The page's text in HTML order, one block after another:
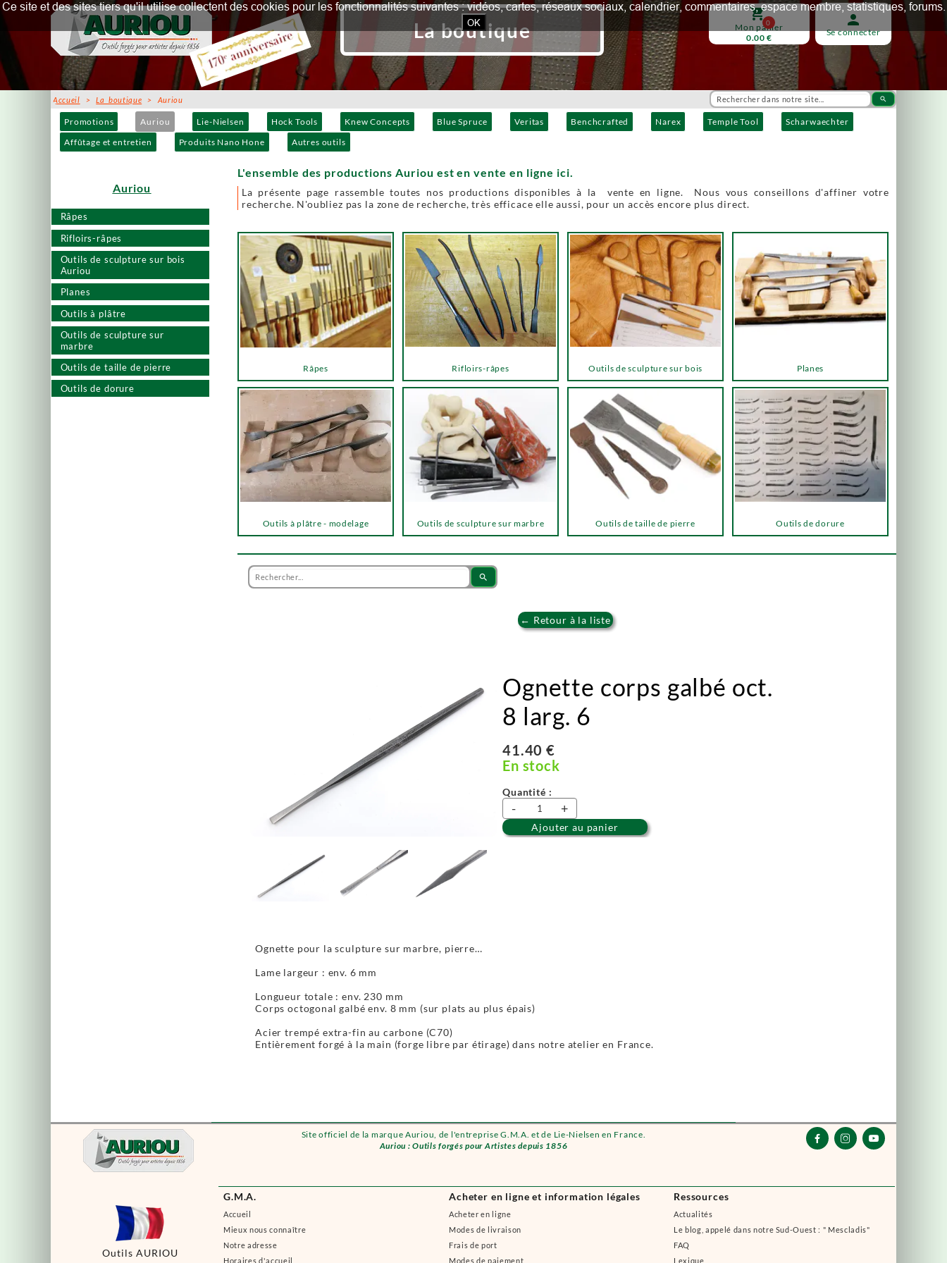
Site officiel de la marque Auriou, de l'entreprise G.M.A. et de Lie-Nielsen en France.
Auriou : Outils forgés pour Artistes depuis 1856
search
Promotions Auriou Lie-Nielsen Hock Tools Knew Concepts Blue Spruce Veritas Benchcrafted Narex Temple Tool
Scharwaechter
Affûtage et entretien
Produits Nano Hone Autres outils
person
Se connecter
shopping_cart
0
Mon panier
0.00 €
Râpes
Rifloirs-râpes
Outils de sculpture sur bois
Auriou
Planes
Outils à plâtre
Outils de sculpture sur
marbre
Outils de taille de pierre
Outils de dorure
G.M.A.
Accueil
Mieux nous connaître
Notre adresse
Horaires d'accueil
Acheter en ligne et information légales
Acheter en ligne
Modes de livraison
Frais de port
Modes de paiement
Ressources
Actualités
Le blog, appelé dans notre Sud-Ouest : " Mescladis"
FAQ
Lexique
  
Outils AURIOU
La boutique
Accueil >La boutique > Auriou
L'ensemble des productions Auriou est en vente en ligne ici.
La présente page rassemble toutes nos productions disponibles à la vente en ligne. Nous vous conseillons d'affiner votre
recherche. N'oubliez pas la zone de recherche, très efficace elle aussi, pour un accès encore plus direct.
Auriou
Râpes Rifloirs-râpes Outils de sculpture sur bois Planes
Outils à plâtre - modelage Outils de sculpture sur marbre Outils de taille de pierre Outils de dorure
search
← Retour à la liste
Ognette corps galbé oct.
8 larg. 6
41.40 €
En stock
Quantité :
- +
Ajouter au panier
Ognette pour la sculpture sur marbre, pierre…
Lame largeur : env. 6 mm
Longueur totale : env. 230 mm
Corps octogonal galbé env. 8 mm (sur plats au plus épais)
Acier trempé extra-fin au carbone (C70)
Entièrement forgé à la main (forge libre par étirage) dans notre atelier en France.
Ce site et des sites tiers qu'il utilise collectent des cookies pour les fonctionnalités suivantes : vidéos, cartes, réseaux sociaux, calendrier, commentaires, espace membre, statistiques, forums.
OK